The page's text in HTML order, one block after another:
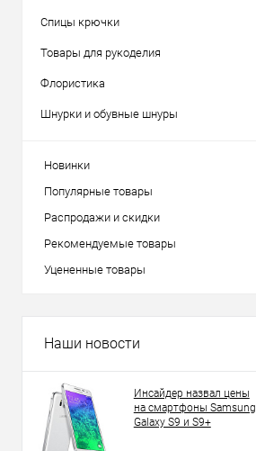
Спицы крючки
Товары для рукоделия
Флористика
Шнурки и обувные шнуры
Новинки
Популярные товары
Распродажи и скидки
Рекомендуемые товары
Уцененные товары
Наши новости
Инсайдер назвал цены
на смартфоны Samsung
Galaxy S9 и S9+